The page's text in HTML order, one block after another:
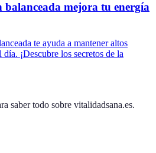
mejora tu energía
te ayuda a mantener altos
¡Descubre los secretos de la
saber todo sobre vitalidadsana.es.